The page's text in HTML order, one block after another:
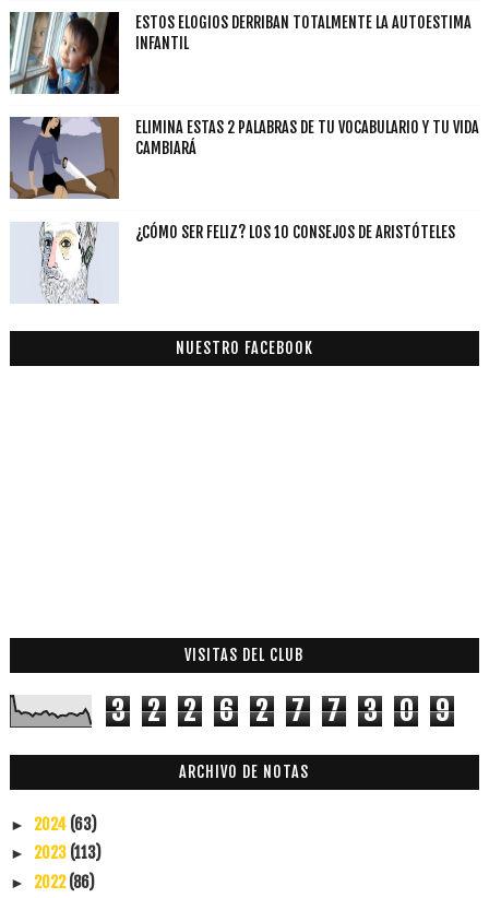
ESTOS ELOGIOS DERRIBAN TOTALMENTE LA AUTOESTIMA
INFANTIL
ELIMINA ESTAS 2 PALABRAS DE TU VOCABULARIO Y TU VIDA
CAMBIARÁ
¿CÓMO SER FELIZ? LOS 10 CONSEJOS DE ARISTÓTELES
NUESTRO FACEBOOK
VISITAS DEL CLUB
3 2 2 6 2 7 7 3 0 9
ARCHIVO DE NOTAS
► 2024 (63)
► 2023 (113)
► 2022(86)